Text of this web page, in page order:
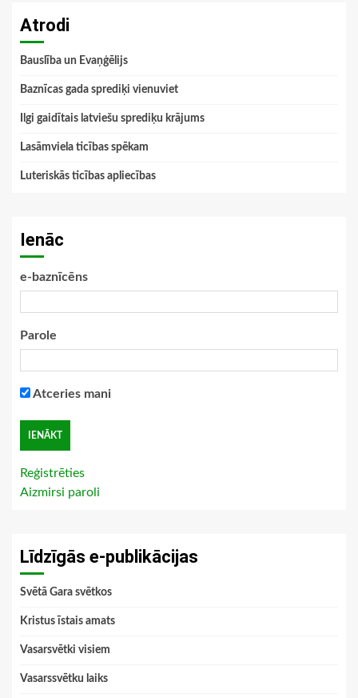
Atrodi
Bauslība un Evaņģēlijs
Baznīcas gada sprediķi vienuviet
Ilgi gaidītais latviešu sprediķu krājums
Lasāmviela ticības spēkam
Luteriskās ticības apliecības
Ienāc
e-baznīcēns
Parole
Atceries mani
Reģistrēties
Aizmirsi paroli
Līdzīgās e-publikācijas
Svētā Gara svētkos
Kristus īstais amats
Vasarsvētki visiem
Vasarssvētku laiks